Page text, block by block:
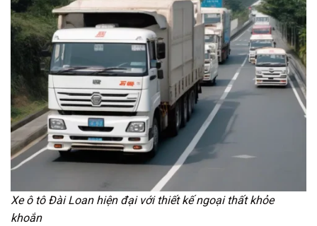
Xe ô tô Đài Loan hiện đại với thiết kế ngoại thất khỏe
khoắn